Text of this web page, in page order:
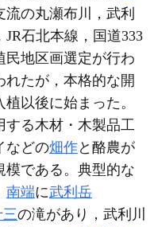
の丸瀬布川，武利
JR石北本線，国道333
民地区画選定が行わ
れたが，本格的な開
以後に始まった。
する木材・木製品工
などの畑作と酪農が
模である。典型的な
南端に武利岳
三の滝があり，武利川